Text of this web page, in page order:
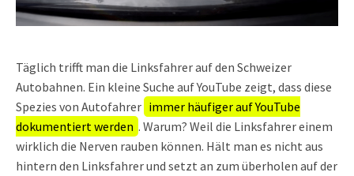
Täglich trifft man die Linksfahrer auf den Schweizer
Autobahnen. Ein kleine Suche auf YouTube zeigt, dass diese
Spezies von Autofahrer immer häufiger auf YouTube
dokumentiert werden . Warum? Weil die Linksfahrer einem
wirklich die Nerven rauben können. Hält man es nicht aus
hintern den Linksfahrer und setzt an zum überholen auf der